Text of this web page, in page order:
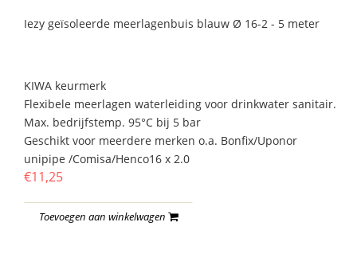
Iezy geïsoleerde meerlagenbuis blauw Ø 16-2 - 5 meter
KIWA keurmerk
Flexibele meerlagen waterleiding voor drinkwater sanitair.
Max. bedrijfstemp. 95°C bij 5 bar
Geschikt voor meerdere merken o.a. Bonfix/Uponor
unipipe /Comisa/Henco16 x 2.0
€11,25
Toevoegen aan winkelwagen